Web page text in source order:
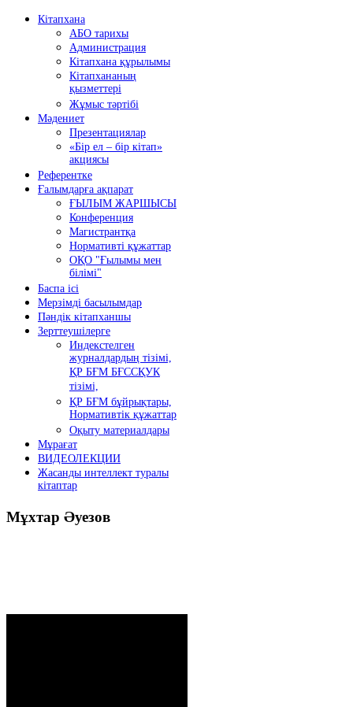
Кітапхана
АБО тарихы
Администрация
Кітапхана құрылымы
Кітапхананың
қызметтері
Жұмыс тәртібі
Мәдениет
Презентациялар
«Бір ел – бір кітап»
акциясы
Референтке
Ғалымдарға ақпарат
ҒЫЛЫМ ЖАРШЫСЫ
Конференция
Магистрантқа
Нормативті құжаттар
ОҚО "Ғылымы мен
білімі"
Баспа ісі
Мерзімді басылымдар
Пәндік кітапханшы
Зерттеушілерге
Индекстелген
журналдардың тізімі,
ҚР БҒМ БҒССҚУК
тізімі,
ҚР БҒМ бұйрықтары,
Нормативтік құжаттар
Оқыту материалдары
Мұрағат
ВИДЕОЛЕКЦИИ
Жасанды интеллект туралы
кітаптар
Мұхтар Әуезов